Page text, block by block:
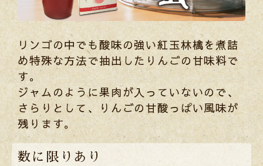
リンゴの中でも酸味の強い紅玉林檎を煮詰
め特殊な方法で抽出したりんごの甘味料で
す。
ジャムのように果肉が入っていないので、
さらりとして、りんごの甘酸っぱい風味が
残ります。
数に限りあり